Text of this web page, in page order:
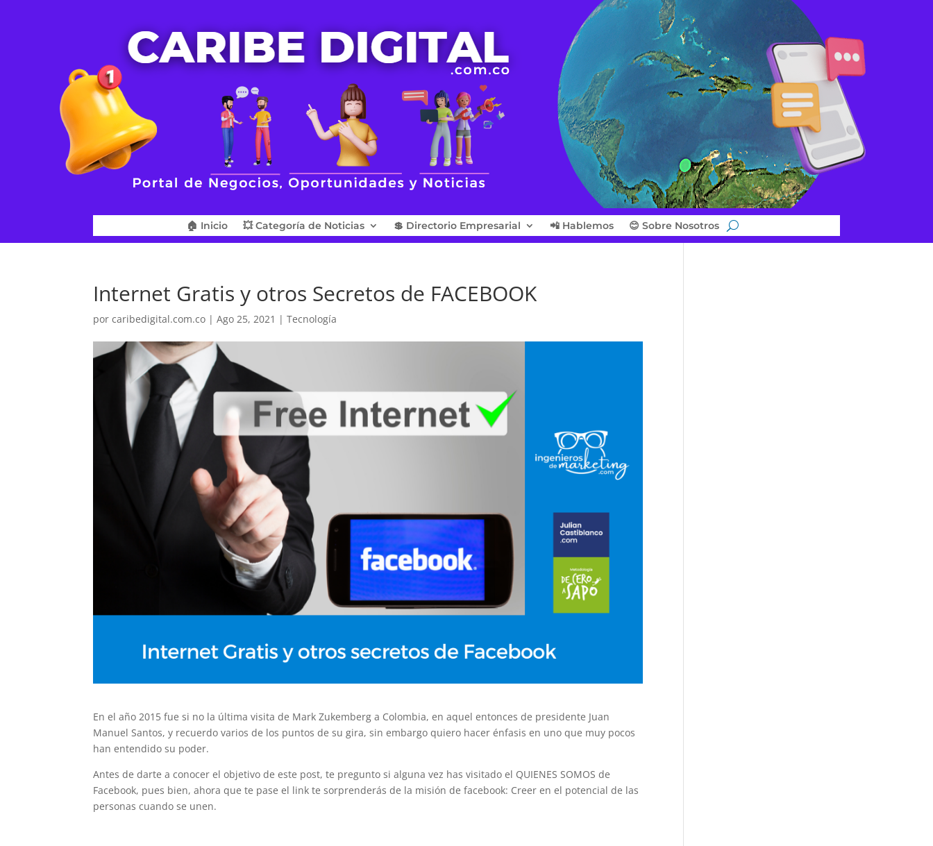
🏠 Inicio 💥 Categoría de Noticias 💲 Directorio Empresarial 📲 Hablemos 😊 Sobre Nosotros
Internet Gratis y otros Secretos de FACEBOOK
porcaribedigital.com.co |Ago 25, 2021 |Tecnología
En el año 2015 fue si no la última visita de Mark Zukemberg a Colombia, en aquel entonces de presidente Juan
Manuel Santos, y recuerdo varios de los puntos de su gira, sin embargo quiero hacer énfasis en uno que muy pocos
han entendido su poder.
Antes de darte a conocer el objetivo de este post, te pregunto si alguna vez has visitado el QUIENES SOMOS de
Facebook, pues bien, ahora que te pase el link te sorprenderás de la misión de facebook: Creer en el potencial de las
personas cuando se unen.